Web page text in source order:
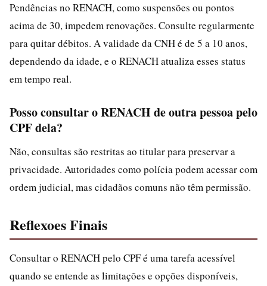
Pendências no RENACH, como suspensões ou pontos
acima de 30, impedem renovações. Consulte regularmente
para quitar débitos. A validade da CNH é de 5 a 10 anos,
dependendo da idade, e o RENACH atualiza esses status
em tempo real.
Posso consultar o RENACH de outra pessoa pelo
CPF dela?
Não, consultas são restritas ao titular para preservar a
privacidade. Autoridades como polícia podem acessar com
ordem judicial, mas cidadãos comuns não têm permissão.
Reflexoes Finais
Consultar o RENACH pelo CPF é uma tarefa acessível
quando se entende as limitações e opções disponíveis,